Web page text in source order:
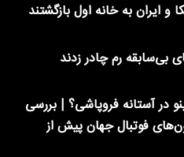
و ایران به خانه اول بازگشتند
بی‌سابقه رم چادر زدند
در آستانه فروپاشی؟ | بررسی
فوتبال جهان پیش از